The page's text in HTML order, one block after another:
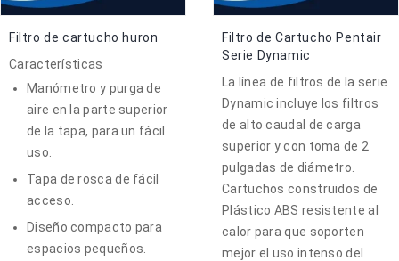
Filtro de cartucho huron
Características
Manómetro y purga de
aire en la parte superior
de la tapa, para un fácil
uso.
Tapa de rosca de fácil
acceso.
Diseño compacto para
espacios pequeños.
Filtro de Cartucho Pentair
Serie Dynamic
La línea de filtros de la serie
Dynamic incluye los filtros
de alto caudal de carga
superior y con toma de 2
pulgadas de diámetro.
Cartuchos construidos de
Plástico ABS resistente al
calor para que soporten
mejor el uso intenso del